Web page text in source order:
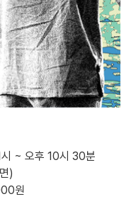
~ 오후 10시 30분
)
원